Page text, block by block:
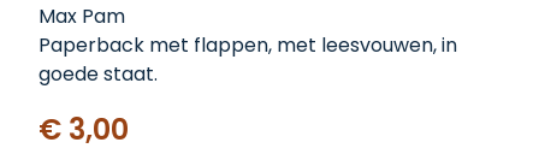
Max Pam
Paperback met flappen, met leesvouwen, in
goede staat.
€ 3,00